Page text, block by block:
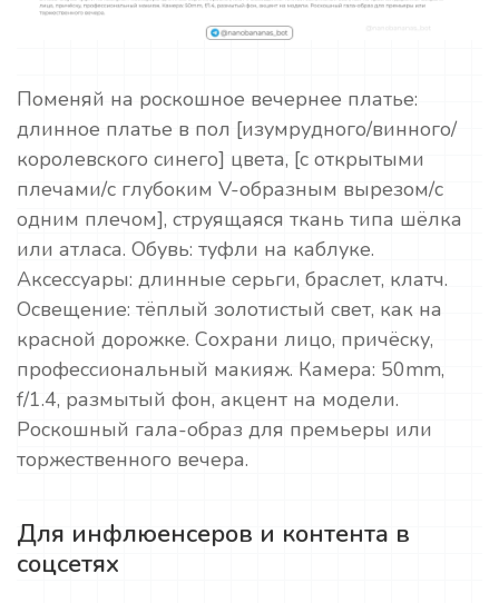
Поменяй на роскошное вечернее платье:
длинное платье в пол [изумрудного/винного/
королевского синего] цвета, [с открытыми
плечами/с глубоким V-образным вырезом/с
одним плечом], струящаяся ткань типа шёлка
или атласа. Обувь: туфли на каблуке.
Аксессуары: длинные серьги, браслет, клатч.
Освещение: тёплый золотистый свет, как на
красной дорожке. Сохрани лицо, причёску,
профессиональный макияж. Камера: 50mm,
f/1.4, размытый фон, акцент на модели.
Роскошный гала-образ для премьеры или
торжественного вечера.
Для инфлюенсеров и контента в
соцсетях